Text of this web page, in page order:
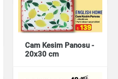
Cam Kesim Panosu -
20x30 cm